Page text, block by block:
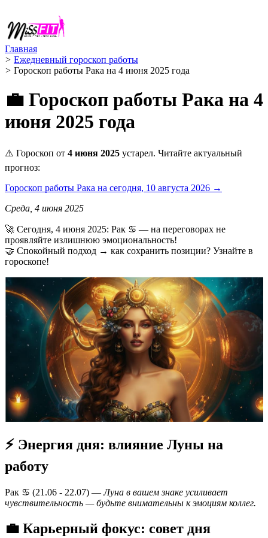
Главная
> Ежедневный гороскоп работы
> Гороскоп работы Рака на 4 июня 2025 года
💼 Гороскоп работы Рака на 4
июня 2025 года
⚠️ Гороскоп от 4 июня 2025 устарел. Читайте актуальный
прогноз:
Гороскоп работы Рака на сегодня, 10 августа 2026 →
Среда, 4 июня 2025
🚀 Сегодня, 4 июня 2025: Рак ♋ — на переговорах не
проявляйте излишнюю эмоциональность!
🤝 Спокойный подход → как сохранить позиции? Узнайте в
гороскопе!
⚡ Энергия дня: влияние Луны на
работу
Рак ♋️ (21.06 - 22.07) —Луна в вашем знаке усиливает
чувствительность — будьте внимательны к эмоциям коллег.
💼 Карьерный фокус: совет дня